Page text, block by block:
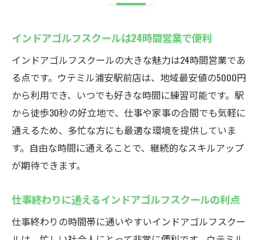
インドアゴルフスクールは24時間営業で便利
インドアゴルフスクールの大きな魅力は24時間営業であ
る点です。ウテミル浦安駅前店は、地域最安値の5000円
から利用でき、いつでも好きな時間に練習可能です。駅
から徒歩30秒の好立地で、仕事や家事の合間でも気軽に
通えるため、多忙な方にも最適な環境を提供していま
す。自由な時間に通えることで、継続的なスキルアップ
が期待できます。
仕事終わりに通えるインドアゴルフスクールの利点
仕事終わりの時間帯に通いやすいインドアゴルフスクー